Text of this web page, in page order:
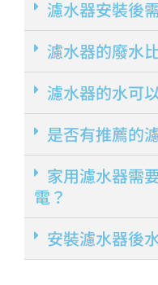
濾水器安裝後
濾水器的廢水
濾水器的水可
是否有推薦的
家用濾水器需
電？
安裝濾水器後